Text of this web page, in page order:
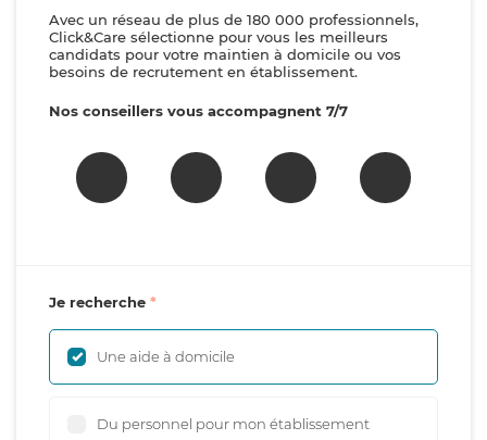
Avec un réseau de plus de 180 000 professionnels,
Click&Care sélectionne pour vous les meilleurs
candidats pour votre maintien à domicile ou vos
besoins de recrutement en établissement.
Nos conseillers vous accompagnent 7/7
Je recherche
Une aide à domicile
Du personnel pour mon établissement